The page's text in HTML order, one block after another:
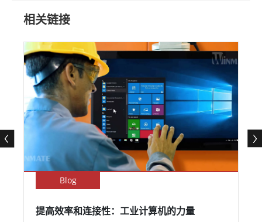
相关链接
Blog
提高效率和连接性：工业计算机的力量